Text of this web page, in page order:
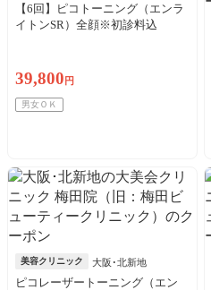
【6回】ピコトーニング（エンラ
イトンSR）全顔※初診料込
39,800 円
男女ＯＫ
美容クリニック 大阪･北新地
ピコレーザートーニング（エン